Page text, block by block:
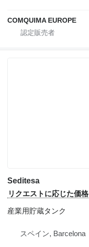
COMQUIMA EUROPE
Seditesa
リクエストに応じた価格
産業用貯蔵タンク
スペイン, Barcelona